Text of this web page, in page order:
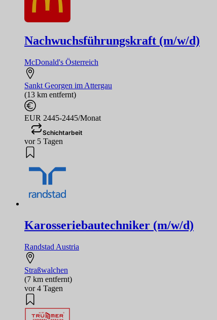
Nachwuchsführungskraft (m/w/d)
McDonald's Österreich
Sankt Georgen im Attergau
(13 km entfernt)
EUR 2445-2445/Monat
Schichtarbeit
vor 5 Tagen
Karosseriebautechniker (m/w/d)
Randstad Austria
Straßwalchen
(7 km entfernt)
vor 4 Tagen